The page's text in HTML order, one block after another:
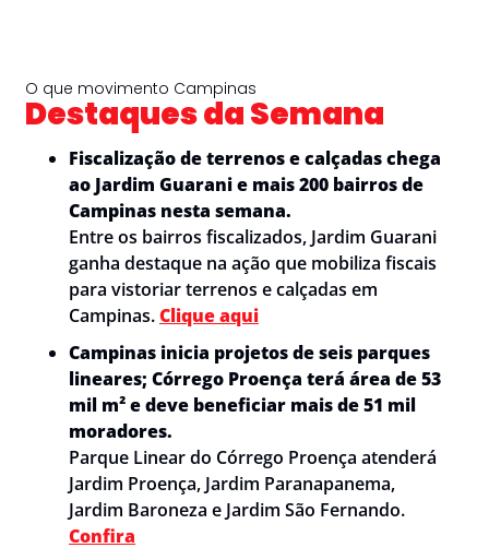
O que movimento Campinas
Destaques da Semana
Fiscalização de terrenos e calçadas chega
ao Jardim Guarani e mais 200 bairros de
Campinas nesta semana.
Entre os bairros fiscalizados, Jardim Guarani
ganha destaque na ação que mobiliza fiscais
para vistoriar terrenos e calçadas em
Campinas. Clique aqui
Campinas inicia projetos de seis parques
lineares; Córrego Proença terá área de 53
mil m² e deve beneficiar mais de 51 mil
moradores.
Parque Linear do Córrego Proença atenderá
Jardim Proença, Jardim Paranapanema,
Confira